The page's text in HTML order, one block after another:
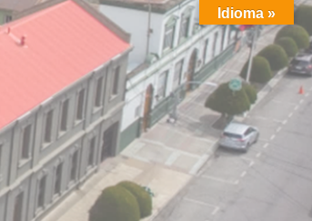
Idioma »